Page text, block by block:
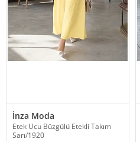
İnza Moda
Etek Ucu Büzgülü Etekli Takım
Sarı/1920